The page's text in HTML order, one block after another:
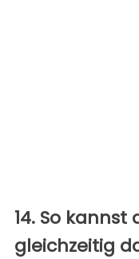
14. So
gleichzeitig